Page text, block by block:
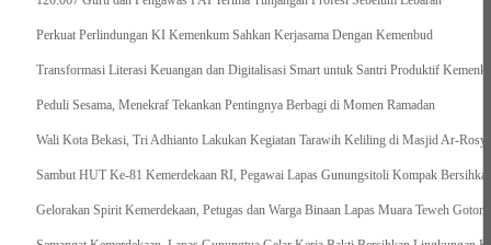
Perkuat Perlindungan KI Kemenkum Sahkan Kerjasama Dengan Kemenbud
Transformasi Literasi Keuangan dan Digitalisasi Smart untuk Santri Produktif
Peduli Sesama, Menekraf Tekankan Pentingnya Berbagi di Momen Ramadan
Wali Kota Bekasi, Tri Adhianto Lakukan Kegiatan Tarawih Keliling di Masjid Ar-
Sambut HUT Ke-81 Kemerdekaan RI, Pegawai Lapas Gunungsitoli Kompak
Gelorakan Spirit Kemerdekaan, Petugas dan Warga Binaan Lapas Muara Teweh